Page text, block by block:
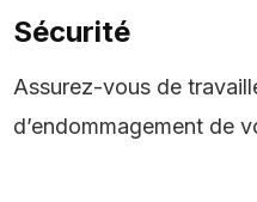
Sécurité
Assurez-vous de
d’endommagement de